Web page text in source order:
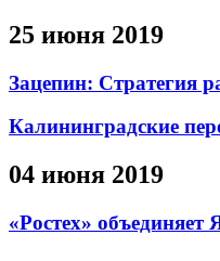
25 июня 2019
Зацепин: Стратегия
Калининградские
04 июня 2019
«Ростех»